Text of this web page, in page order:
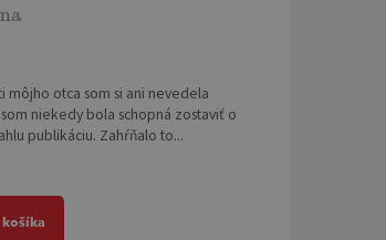
môjho otca som si ani nevedela
niekedy bola schopná zostaviť o
publikáciu. Zahŕňalo to...